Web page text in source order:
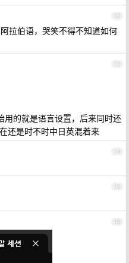
12
拉伯语，哭笑不得不知道如何
13
用的就是语言设置，后来同时还
还是时不时中日英混着来
14
15
16